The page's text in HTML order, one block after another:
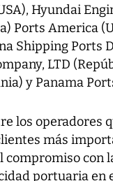
Hyundai
Ports America
Shipping Ports
LTD
y Panama
los
más
compromiso con
portuaria en